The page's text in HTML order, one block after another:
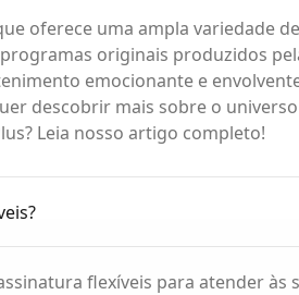
oferece uma ampla variedade de
originais produzidos
emocionante e
descobrir mais sobre o
Leia nosso artigo completo!
flexíveis para atender às